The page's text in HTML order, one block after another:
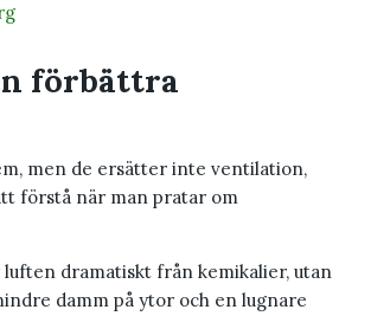
förbättra
men de ersätter inte ventilation,
förstå när man pratar om
dramatiskt från kemikalier, utan
damm på ytor och en lugnare